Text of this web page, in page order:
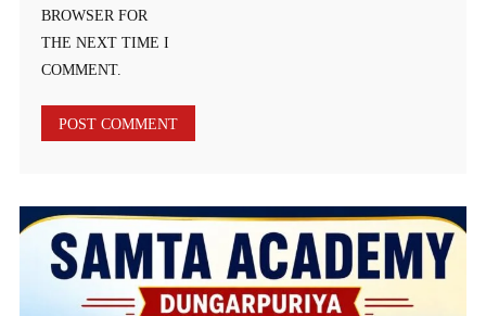
BROWSER FOR
THE NEXT TIME I
COMMENT.